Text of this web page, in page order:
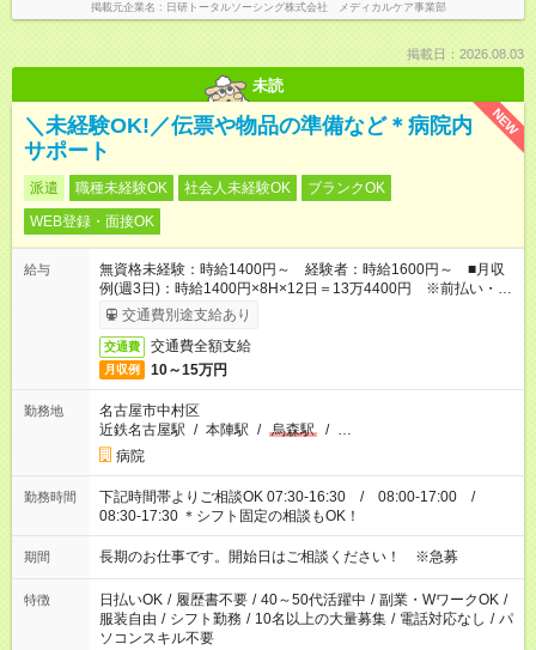
掲載元企業名 日研トータルソーシング株式会社 メディカルケア事業部
掲載日：2026.08.03
未読
NEW
＼未経験OK!／伝票や物品の準備など＊病院内
サポート
派遣 職種未経験OK 社会人未経験OK
ブランクOK
WEB登録・面接OK
給与
無資格未経験：時給1400円～ 経験者：時給1600円～ ■月収
例(週3日)：時給1400円×8H×12日＝13万4400円 ※前払い・日
払い・週払いOK
交通費別途支給あり
交通費 交通費全額支給
月収例 10～15万円
勤務地
名古屋市中村区
近鉄名古屋駅 / 本陣駅 / 烏森駅 / …
病院
勤務時間
下記時間帯よりご相談OK 07:30-16:30 / 08:00-17:00 /
08:30-17:30 ＊シフト固定の相談もOK！
期間 長期のお仕事です。開始日はご相談ください！ ※急募
特徴 日払いOK / 履歴書不要 / 40～50代活躍中 / 副業・WワークOK /
服装自由 / シフト勤務 / 10名以上の大量募集 / 電話対応なし / パ
ソコンスキル不要